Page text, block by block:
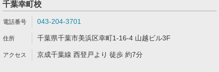
千葉幸町校
043-204-3701
千葉県千葉市美浜区幸町1-16-4 山越ビル3F
京成千葉線 西登戸より 徒歩 約7分